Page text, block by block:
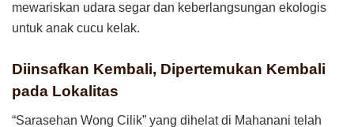
mewariskan udara segar dan keberlangsungan ekologis
untuk anak cucu kelak.
Diinsafkan Kembali, Dipertemukan Kembali
pada Lokalitas
“Sarasehan Wong Cilik” yang dihelat di Mahanani telah